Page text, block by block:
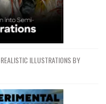
ILLUSTRATIONS BY